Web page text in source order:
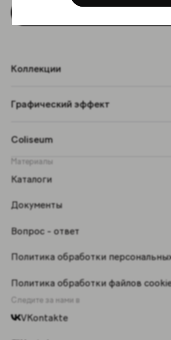
Коллекции
Графический эффект
Coliseum
Материалы
Каталоги
Документы
Вопрос - ответ
Политика обработки
Политика обработки файлов
Следите за нами в
VKontakte